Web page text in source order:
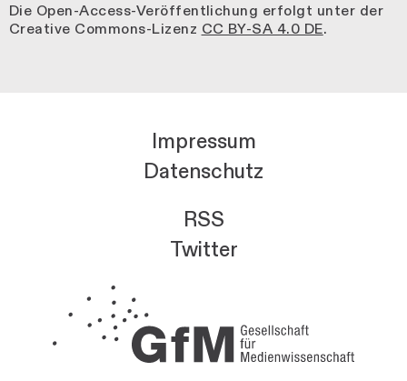
Die Open-Access-Veröffentlichung erfolgt unter der
Creative Commons-Lizenz CC BY-SA 4.0 DE.
Impressum
Datenschutz
RSS
Twitter